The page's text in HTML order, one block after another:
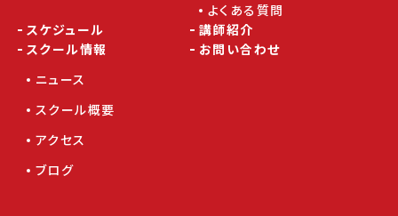
よくある質問
スケジュール
講師紹介
スクール情報
ニュース
スクール概要
アクセス
ブログ
お問い合わせ